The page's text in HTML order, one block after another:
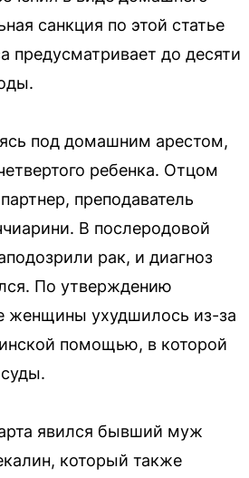
санкция по этой статье
предусматривает до десяти
под домашним арестом,
ребенка. Отцом
преподаватель
В послеродовой
рак, и диагноз
По утверждению
женщины ухудшилось из-за
помощью, в которой
явился бывший муж
который также